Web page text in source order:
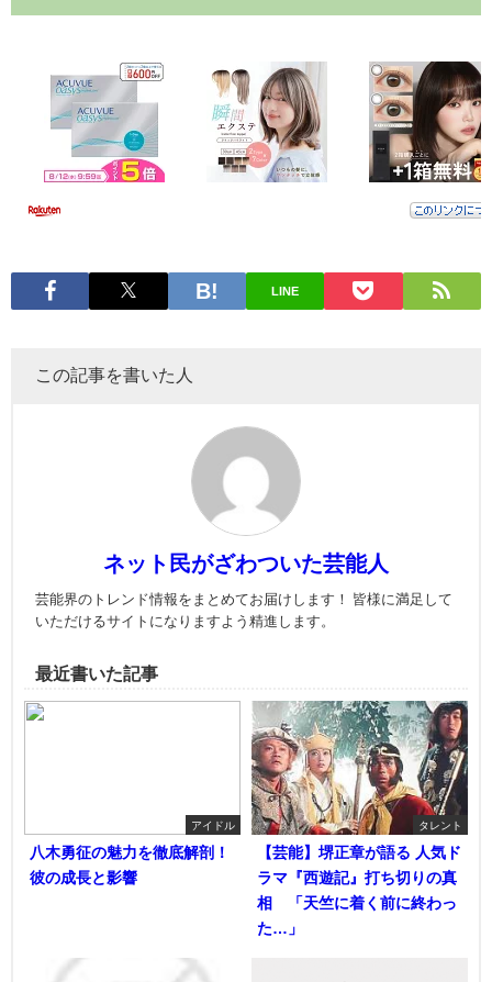
LINE
この記事を書いた人
ネット民がざわついた芸能人
芸能界のトレンド情報をまとめてお届けします！ 皆様に満足して
いただけるサイトになりますよう精進します。
最近書いた記事
アイドル
八木勇征の魅力を徹底解剖！
彼の成長と影響
タレント
【芸能】堺正章が語る 人気ド
ラマ『西遊記』打ち切りの真
相 「天竺に着く前に終わっ
た…」